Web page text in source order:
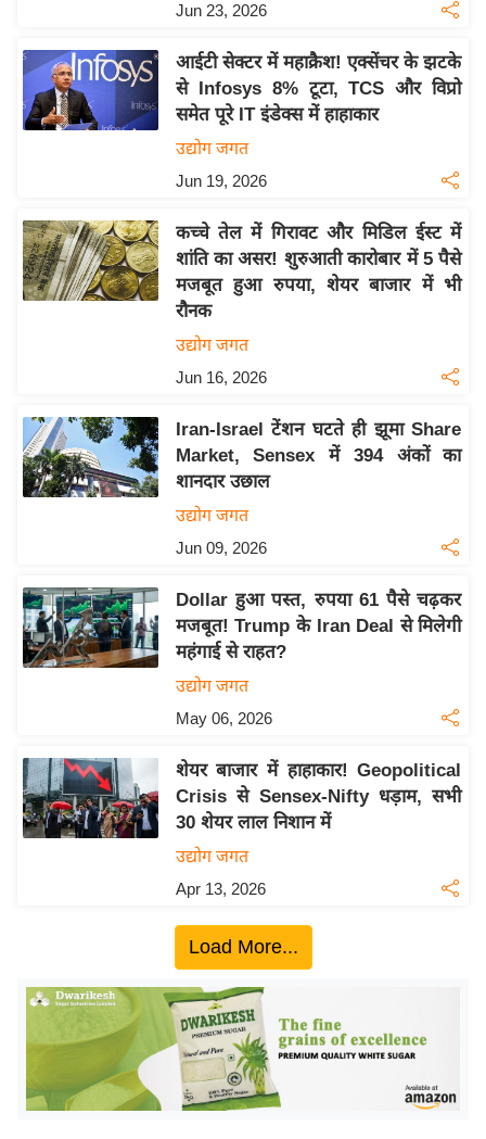
2
0
2
6
म
ई
-
सा
ल
ल
श
ख्सि
ग
इं
डि
ज
ग
त
टो
Jun 23, 2026
आईटी सेक्टर में महाक्रैश! एक्सेंचर के झटके
से Infosys 8% टूटा, TCS और विप्रो
समेत पूरे IT इंडेक्स में हाहाकार
उद्योग जगत
Jun 19, 2026
कच्चे तेल में गिरावट और मिडिल ईस्ट में
शांति का असर! शुरुआती कारोबार में 5 पैसे
मजबूत हुआ रुपया, शेयर बाजार में भी
रौनक
उद्योग जगत
Jun 16, 2026
Iran-Israel टेंशन घटते ही झूमा Share
Market, Sensex में 394 अंकों का
शानदार उछाल
उद्योग जगत
Jun 09, 2026
Dollar हुआ पस्त, रुपया 61 पैसे चढ़कर
मजबूत! Trump के Iran Deal से मिलेगी
महंगाई से राहत?
उद्योग जगत
May 06, 2026
शेयर बाजार में हाहाकार! Geopolitical
Crisis से Sensex-Nifty धड़ाम, सभी
30 शेयर लाल निशान में
उद्योग जगत
Apr 13, 2026
Load More...